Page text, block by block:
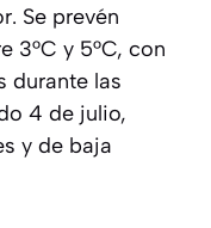
Se prevén
3°C y 5°C, con
durante las
4 de julio,
y de baja